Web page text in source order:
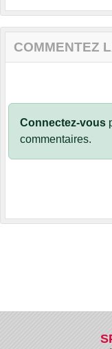
COMMENTEZ
Connectez-vous
commentaires.